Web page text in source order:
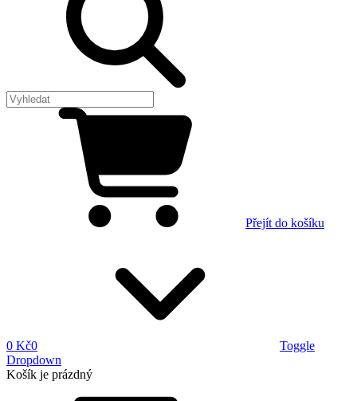
Přejít do košíku
0 Kč0
Toggle
Dropdown
Košík je prázdný